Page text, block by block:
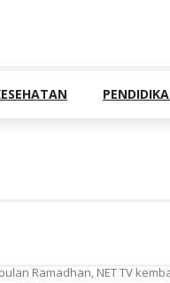
bulan Ramadhan, NET TV